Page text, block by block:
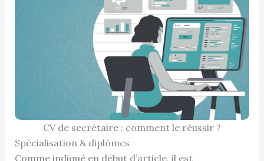
CV de secrétaire : comment le réussir ?
Spécialisation & diplômes
Comme indiqué en début d’article, il est